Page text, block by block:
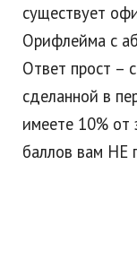
существует
Орифлейма с
Ответ прост –
сделанной в
имеете 10% от
баллов вам НЕ